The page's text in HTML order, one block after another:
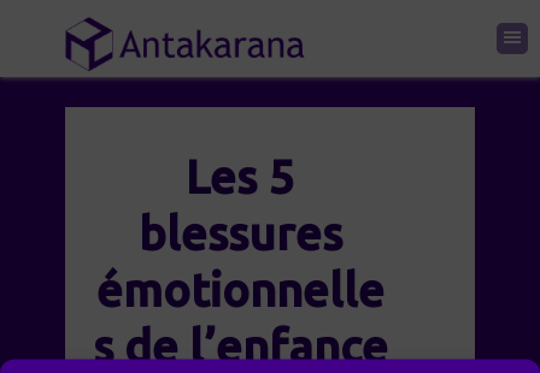
Les 5
blessures
émotionnelle
s de l’enfance